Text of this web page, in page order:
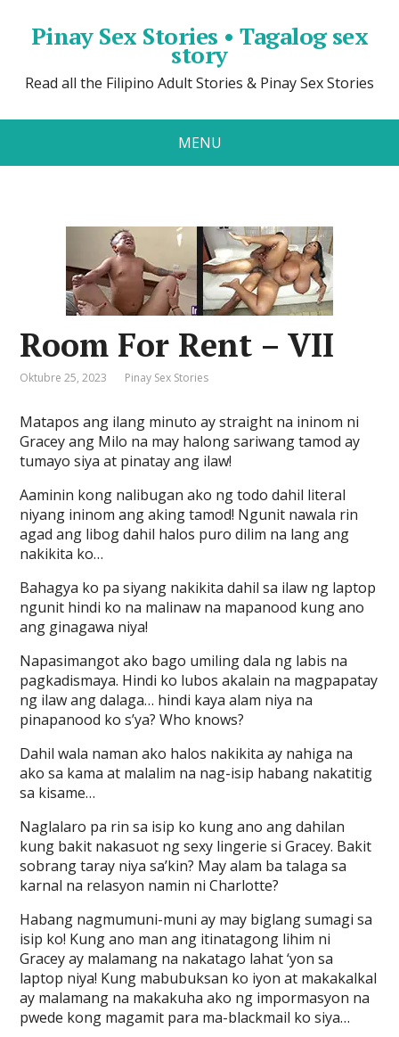
Pinay Sex Stories • Tagalog sex
story
Read all the Filipino Adult Stories & Pinay Sex Stories
MENU
Room For Rent – VII
Oktubre 25, 2023 Pinay Sex Stories
Matapos ang ilang minuto ay straight na ininom ni
Gracey ang Milo na may halong sariwang tamod ay
tumayo siya at pinatay ang ilaw!
Aaminin kong nalibugan ako ng todo dahil literal
niyang ininom ang aking tamod! Ngunit nawala rin
agad ang libog dahil halos puro dilim na lang ang
nakikita ko…
Bahagya ko pa siyang nakikita dahil sa ilaw ng laptop
ngunit hindi ko na malinaw na mapanood kung ano
ang ginagawa niya!
Napasimangot ako bago umiling dala ng labis na
pagkadismaya. Hindi ko lubos akalain na magpapatay
ng ilaw ang dalaga… hindi kaya alam niya na
pinapanood ko s’ya? Who knows?
Dahil wala naman ako halos nakikita ay nahiga na
ako sa kama at malalim na nag-isip habang nakatitig
sa kisame…
Naglalaro pa rin sa isip ko kung ano ang dahilan
kung bakit nakasuot ng sexy lingerie si Gracey. Bakit
sobrang taray niya sa’kin? May alam ba talaga sa
karnal na relasyon namin ni Charlotte?
Habang nagmumuni-muni ay may biglang sumagi sa
isip ko! Kung ano man ang itinatagong lihim ni
Gracey ay malamang na nakatago lahat ‘yon sa
laptop niya! Kung mabubuksan ko iyon at makakalkal
ay malamang na makakuha ako ng impormasyon na
pwede kong magamit para ma-blackmail ko siya…